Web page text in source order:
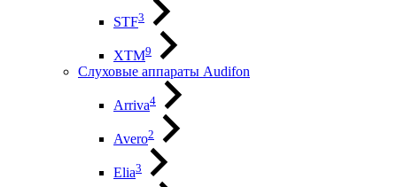
STF3
XTM9
Слуховые аппараты Audifon
Arriva4
Avero2
Elia3